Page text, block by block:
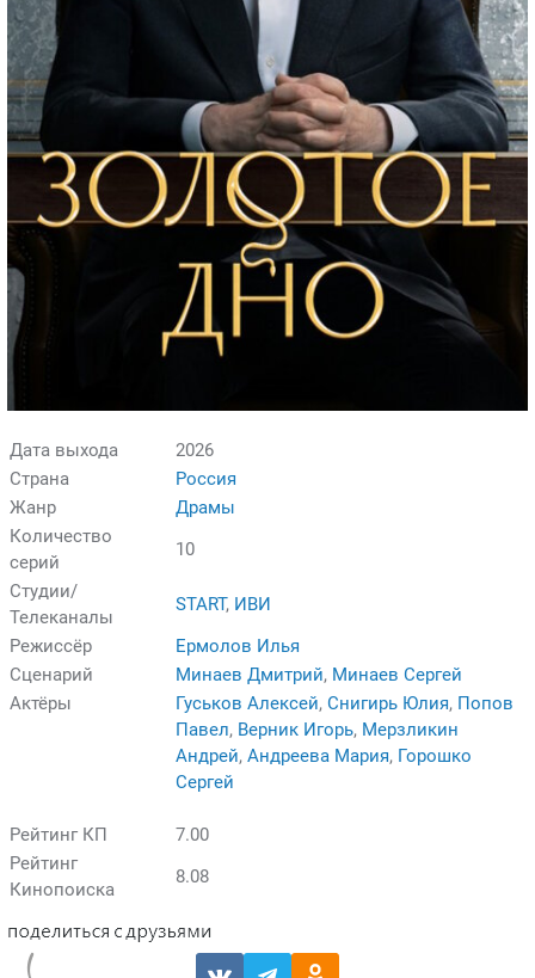
Дата выхода
2026
Страна
Россия
Жанр
Драмы
Количество
серий
10
Студии/
Телеканалы
START, ИВИ
Режиссёр
Ермолов Илья
Сценарий
Минаев Дмитрий, Минаев Сергей
Актёры
Гуськов Алексей, Снигирь Юлия, Попов
Павел, Верник Игорь, Мерзликин
Андрей, Андреева Мария, Горошко
Сергей
Рейтинг КП
7.00
Рейтинг
Кинопоиска
8.08